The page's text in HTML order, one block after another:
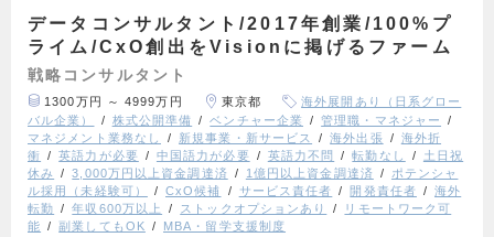
データコンサルタント/2017年創業/100%プ
ライム/CxO創出をVisionに掲げるファーム
戦略コンサルタント
1300万円 ～ 4999万円 東京都
海外展開あり（日系グロー
バル企業）
株式公開準備 ベンチャー企業
管理職・マネジャー
マネジメント業務なし
新規事業・新サービス 海外出張
海外折
衝
英語力が必要 中国語力が必要 英語力不問 転勤なし
土日祝
休み
3,000万円以上資金調達済 1億円以上資金調達済
ポテンシャ
ル採用（未経験可）
CxO候補 サービス責任者 開発責任者
海外
転勤
年収600万以上 ストックオプションあり
リモートワーク可
能
副業してもOK MBA・留学支援制度